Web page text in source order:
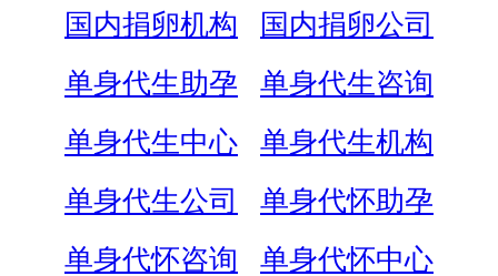
国内捐卵机构
国内捐卵公司
单身代生助孕
单身代生咨询
单身代生中心
单身代生机构
单身代生公司
单身代怀助孕
单身代怀咨询
单身代怀中心